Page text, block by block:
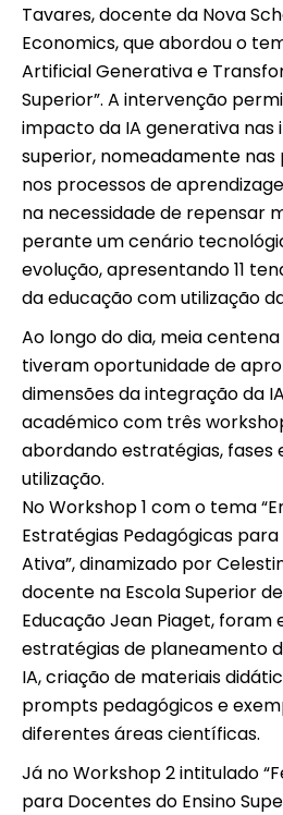
Tavares, docente da Nova
Economics, que abordou o
Artificial Generativa e
Superior”. A intervenção
impacto da IA generativa nas
superior, nomeadamente
nos processos de
na necessidade de repensar
perante um cenário
evolução, apresentando 11
da educação com utilização
Ao longo do dia, meia
tiveram oportunidade de
dimensões da integração da
académico com três
abordando estratégias, fases
utilização.
No Workshop 1 com o tema
Estratégias Pedagógicas
Ativa”, dinamizado por
docente na Escola Superior
Educação Jean Piaget, foram
estratégias de planeamento
IA, criação de materiais
prompts pedagógicos e
diferentes áreas científicas.
Já no Workshop 2 intitulado
para Docentes do Ensino